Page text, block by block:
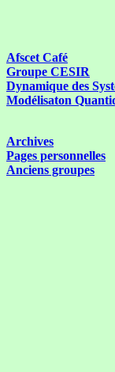
Afscet Café
Groupe CESIR
Dynamique des
Modélisaton
Archives
Pages personnelles
Anciens groupes